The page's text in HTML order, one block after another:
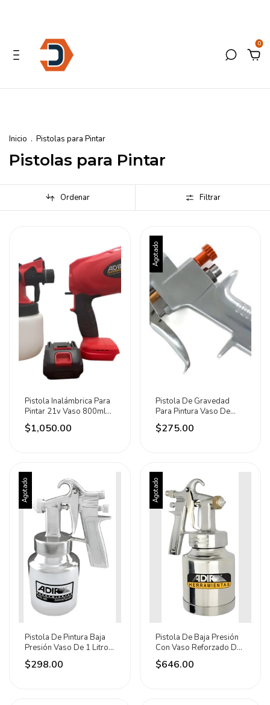
0
Inicio . Pistolas para Pintar
Pistolas para Pintar
Ordenar Filtrar
Pistola Inalámbrica Para
Pintar 21v Vaso 800ml
Adir Rojo Con Negro
$1,050.00
Agotado
Pistola De Gravedad
Para Pintura Vaso De
600ml Adir Plata
$275.00
Agotado
Pistola De Pintura Baja
Presión Vaso De 1 Litro
Adir Plateado
$298.00
Agotado
Pistola De Baja Presión
Con Vaso Reforzado De
1 L Adir
$646.00